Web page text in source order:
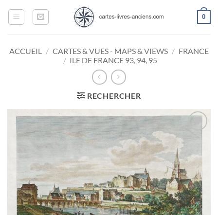
0
ACCUEIL / CARTES & VUES - MAPS & VIEWS / FRANCE
/ ILE DE FRANCE 93, 94, 95
RECHERCHER
Ajouter
wishlist